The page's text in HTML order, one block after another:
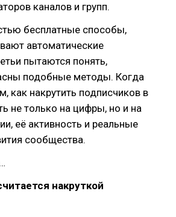
каналов и групп.
бесплатные способы,
автоматические
пытаются понять,
подобные методы. Когда
как накрутить подписчиков в
не только на цифры, но и на
её активность и реальные
сообщества.
накруткой